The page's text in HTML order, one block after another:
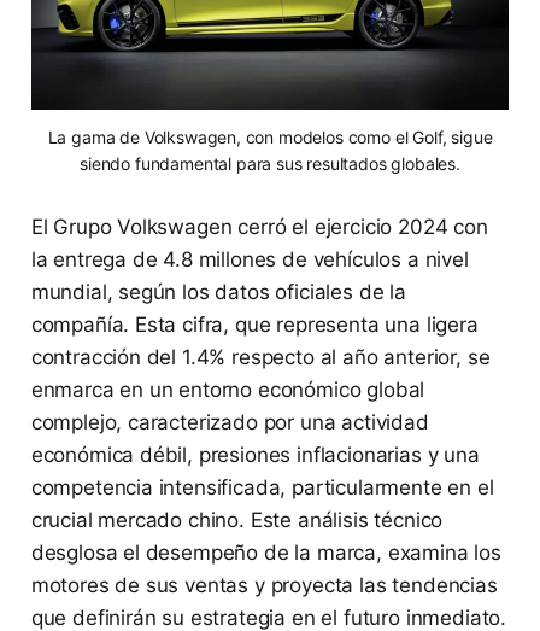
La gama de Volkswagen, con modelos como el Golf, sigue
siendo fundamental para sus resultados globales.
El Grupo Volkswagen cerró el ejercicio 2024 con
la entrega de 4.8 millones de vehículos a nivel
mundial, según los datos oficiales de la
compañía. Esta cifra, que representa una ligera
contracción del 1.4% respecto al año anterior, se
enmarca en un entorno económico global
complejo, caracterizado por una actividad
económica débil, presiones inflacionarias y una
competencia intensificada, particularmente en el
crucial mercado chino. Este análisis técnico
desglosa el desempeño de la marca, examina los
motores de sus ventas y proyecta las tendencias
que definirán su estrategia en el futuro inmediato.